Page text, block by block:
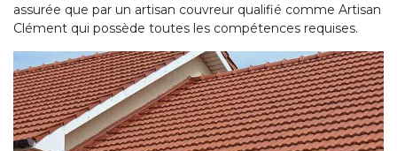
assurée que par un artisan couvreur qualifié comme Artisan
Clément qui possède toutes les compétences requises.